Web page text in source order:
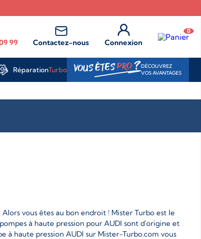
99 Contactez-nous Connexion
0
RéparationTurbo VOUS ÊTESPRO?DÉCOUVREZ
VOS AVANTAGES
vous êtes au bon endroit ! Mister Turbo est le
à haute pression pour AUDI sont d'origine et
à haute pression AUDI sur Mister-Turbo.com vous